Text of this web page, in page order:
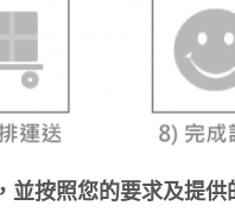
按照您的要求及提供